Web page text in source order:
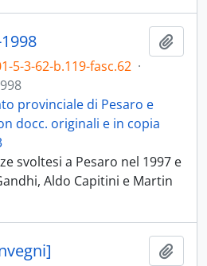
5-3-62-b.119-fasc.62 ·
provinciale di Pesaro e
docc. originali e in copia
svoltesi a Pesaro nel 1997 e
Aldo Capitini e Martin